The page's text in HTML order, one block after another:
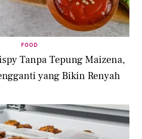
FOOD
Tanpa Tepung Maizena,
yang Bikin Renyah